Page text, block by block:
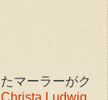
マーラーがク